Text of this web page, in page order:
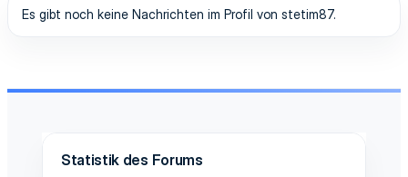
Es gibt noch keine Nachrichten im Profil von stetim87.
Statistik des Forums